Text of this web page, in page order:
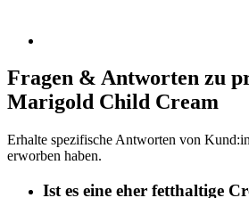
Fragen & Antworten zu
Marigold Child Cream
Erhalte spezifische Antworten von
erworben haben.
Ist es eine eher fetthaltige